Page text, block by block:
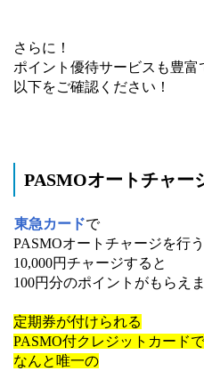
さらに！
ポイント優待サービスも豊富
以下をご確認ください！
PASMOオートチャー
東急カードで
PASMOオートチャージを行う
10,000円チャージすると
100円分のポイントがもらえま
定期券が付けられる
PASMO付クレジットカードで
なんと唯一の